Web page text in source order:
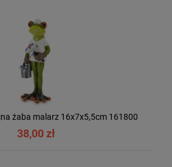
żaba malarz 16x7x5,5cm 161800
38,00 zł